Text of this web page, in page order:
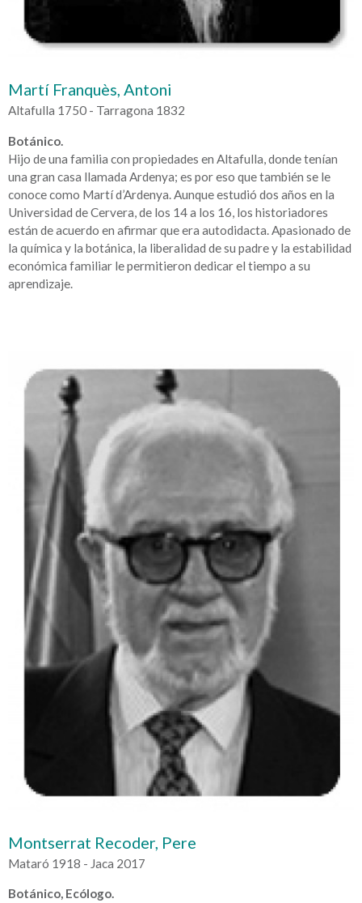
Martí Franquès, Antoni
Altafulla 1750 - Tarragona 1832
Botánico.
Hijo de una familia con propiedades en Altafulla, donde tenían
una gran casa llamada Ardenya; es por eso que también se le
conoce como Martí d’Ardenya. Aunque estudió dos años en la
Universidad de Cervera, de los 14 a los 16, los historiadores
están de acuerdo en afirmar que era autodidacta. Apasionado de
la química y la botánica, la liberalidad de su padre y la estabilidad
económica familiar le permitieron dedicar el tiempo a su
aprendizaje.
Montserrat Recoder, Pere
Mataró 1918 - Jaca 2017
Botánico, Ecólogo.